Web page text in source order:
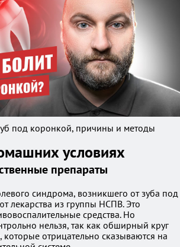
под коронкой, причины и методы
условиях
препараты
синдрома, возникшего от зуба под
лекарства из группы НСПВ. Это
средства. Но
нельзя, так как обширный круг
отрицательно сказываются на